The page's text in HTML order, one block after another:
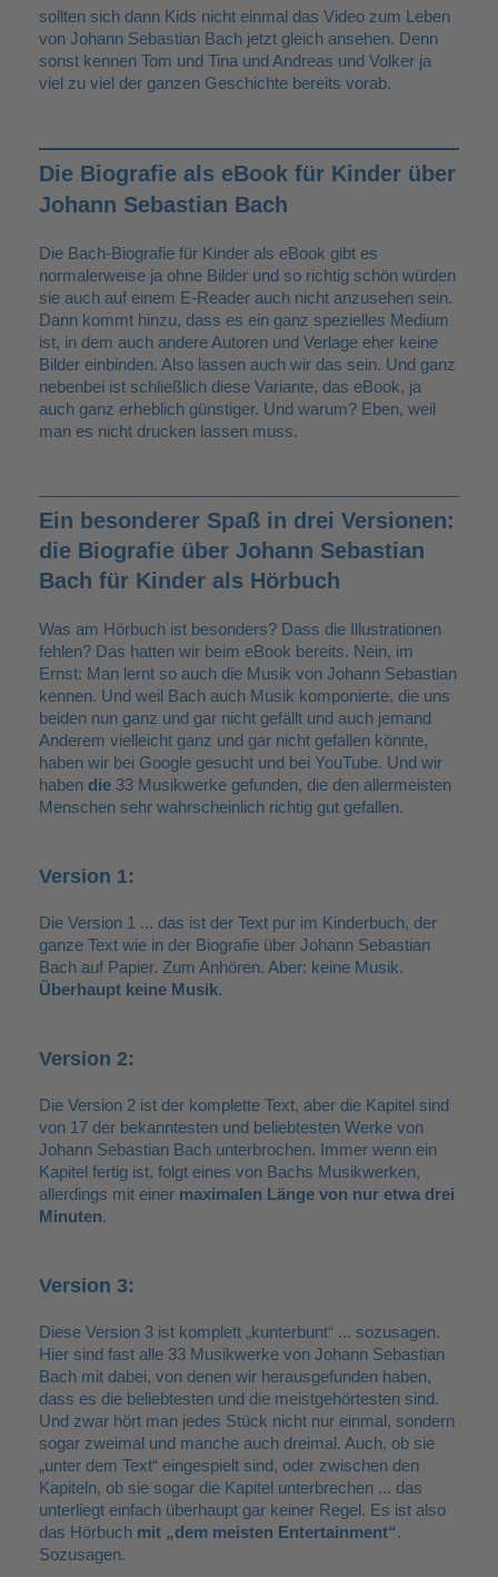
sollten sich dann Kids nicht einmal das Video zum Leben
von Johann Sebastian Bach jetzt gleich ansehen. Denn
sonst kennen Tom und Tina und Andreas und Volker ja
viel zu viel der ganzen Geschichte bereits vorab.
Die Biografie als eBook für Kinder über
Johann Sebastian Bach
Die Bach-Biografie für Kinder als eBook gibt es
normalerweise ja ohne Bilder und so richtig schön würden
sie auch auf einem E-Reader auch nicht anzusehen sein.
Dann kommt hinzu, dass es ein ganz spezielles Medium
ist, in dem auch andere Autoren und Verlage eher keine
Bilder einbinden. Also lassen auch wir das sein. Und ganz
nebenbei ist schließlich diese Variante, das eBook, ja
auch ganz erheblich günstiger. Und warum? Eben, weil
man es nicht drucken lassen muss.
Ein besonderer Spaß in drei Versionen:
die Biografie über Johann Sebastian
Bach für Kinder als Hörbuch
Was am Hörbuch ist besonders? Dass die Illustrationen
fehlen? Das hatten wir beim eBook bereits. Nein, im
Ernst: Man lernt so auch die Musik von Johann Sebastian
kennen. Und weil Bach auch Musik komponierte, die uns
beiden nun ganz und gar nicht gefällt und auch jemand
Anderem vielleicht ganz und gar nicht gefallen könnte,
haben wir bei Google gesucht und bei YouTube. Und wir
haben die 33 Musikwerke gefunden, die den allermeisten
Menschen sehr wahrscheinlich richtig gut gefallen.
Version 1:
Die Version 1 ... das ist der Text pur im Kinderbuch, der
ganze Text wie in der Biografie über Johann Sebastian
Bach auf Papier. Zum Anhören. Aber: keine Musik.
Überhaupt keine Musik.
Version 2:
Die Version 2 ist der komplette Text, aber die Kapitel sind
von 17 der bekanntesten und beliebtesten Werke von
Johann Sebastian Bach unterbrochen. Immer wenn ein
Kapitel fertig ist, folgt eines von Bachs Musikwerken,
allerdings mit einer maximalen Länge von nur etwa drei
Minuten.
Version 3:
Diese Version 3 ist komplett „kunterbunt“ ... sozusagen.
Hier sind fast alle 33 Musikwerke von Johann Sebastian
Bach mit dabei, von denen wir herausgefunden haben,
dass es die beliebtesten und die meistgehörtesten sind.
Und zwar hört man jedes Stück nicht nur einmal, sondern
sogar zweimal und manche auch dreimal. Auch, ob sie
„unter dem Text“ eingespielt sind, oder zwischen den
Kapiteln, ob sie sogar die Kapitel unterbrechen ... das
unterliegt einfach überhaupt gar keiner Regel. Es ist also
das Hörbuch mit „dem meisten Entertainment“.
Sozusagen.